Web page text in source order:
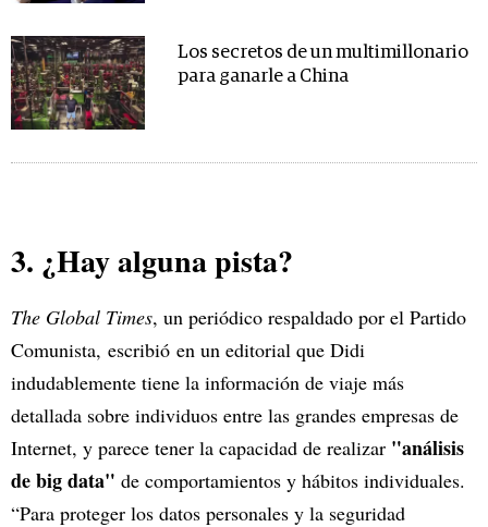
Los secretos de un multimillonario
para ganarle a China
3. ¿Hay alguna pista?
The Global Times, un periódico respaldado por el Partido
Comunista, escribió en un editorial que Didi
indudablemente tiene la información de viaje más
detallada sobre individuos entre las grandes empresas de
Internet, y parece tener la capacidad de realizar "análisis
de big data" de comportamientos y hábitos individuales.
“Para proteger los datos personales y la seguridad